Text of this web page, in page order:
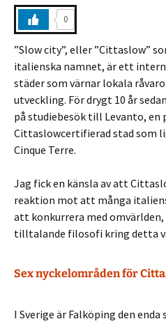
0
”Slow city”, eller ”Cittaslow”
italienska namnet, är ett
städer som värnar lokala
utveckling. För drygt 10 år
på studiebesök till Levanto,
Cittaslowcertifierad stad som
Cinque Terre.
Jag fick en känsla av att
reaktion mot att många
att konkurrera med
tilltalande filosofi kring detta
Sex nyckelområden för
I Sverige är Falköping den